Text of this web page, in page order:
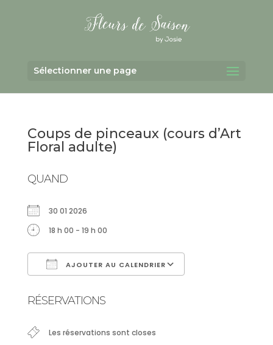
Sélectionner une page
Coups de pinceaux (cours d’Art
Floral adulte)
QUAND
30 01 2026
18 h 00 - 19 h 00
AJOUTER AU CALENDRIER
RÉSERVATIONS
Les réservations sont closes